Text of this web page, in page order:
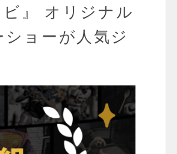
』 オリジナル
ョーが人気ジ